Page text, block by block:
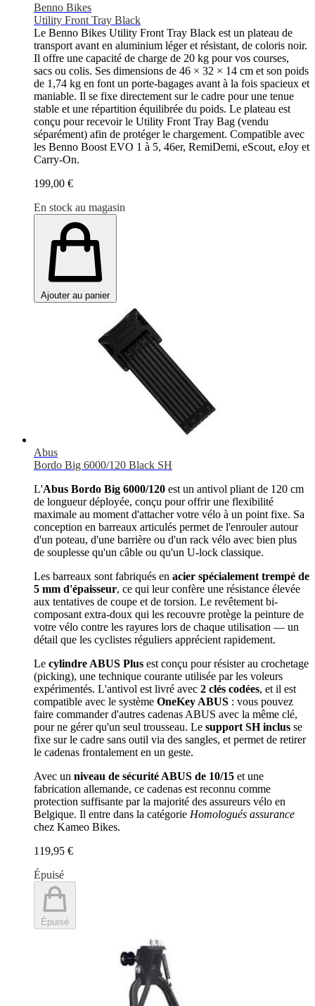
Benno Bikes
Utility Front Tray Black
Le Benno Bikes Utility Front Tray Black est un plateau de
transport avant en aluminium léger et résistant, de coloris noir.
Il offre une capacité de charge de 20 kg pour vos courses,
sacs ou colis. Ses dimensions de 46 × 32 × 14 cm et son poids
de 1,74 kg en font un porte-bagages avant à la fois spacieux et
maniable. Il se fixe directement sur le cadre pour une tenue
stable et une répartition équilibrée du poids. Le plateau est
conçu pour recevoir le Utility Front Tray Bag (vendu
séparément) afin de protéger le chargement. Compatible avec
les Benno Boost EVO 1 à 5, 46er, RemiDemi, eScout, eJoy et
Carry-On.
199,00 €
En stock au magasin
Ajouter au panier
Abus
Bordo Big 6000/120 Black SH
L'Abus Bordo Big 6000/120 est un antivol pliant de 120 cm
de longueur déployée, conçu pour offrir une flexibilité
maximale au moment d'attacher votre vélo à un point fixe. Sa
conception en barreaux articulés permet de l'enrouler autour
d'un poteau, d'une barrière ou d'un rack vélo avec bien plus
de souplesse qu'un câble ou qu'un U-lock classique.
Les barreaux sont fabriqués en acier spécialement trempé de
5 mm d'épaisseur, ce qui leur confère une résistance élevée
aux tentatives de coupe et de torsion. Le revêtement bi-
composant extra-doux qui les recouvre protège la peinture de
votre vélo contre les rayures lors de chaque utilisation — un
détail que les cyclistes réguliers apprécient rapidement.
Le cylindre ABUS Plus est conçu pour résister au crochetage
(picking), une technique courante utilisée par les voleurs
expérimentés. L'antivol est livré avec 2 clés codées, et il est
compatible avec le système OneKey ABUS : vous pouvez
faire commander d'autres cadenas ABUS avec la même clé,
pour ne gérer qu'un seul trousseau. Le support SH inclus se
fixe sur le cadre sans outil via des sangles, et permet de retirer
le cadenas frontalement en un geste.
Avec un niveau de sécurité ABUS de 10/15 et une
fabrication allemande, ce cadenas est reconnu comme
protection suffisante par la majorité des assureurs vélo en
Belgique. Il entre dans la catégorie Homologués assurance
chez Kameo Bikes.
119,95 €
Épuisé
Épuisé